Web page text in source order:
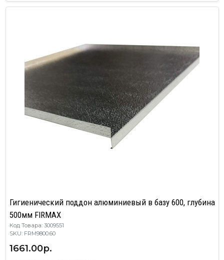
Гигиенический поддон алюминиевый в базу 600, глубина
500мм FIRMAX
Код Товара: 3009551
SKU: FRM9800.60
1661.00р.